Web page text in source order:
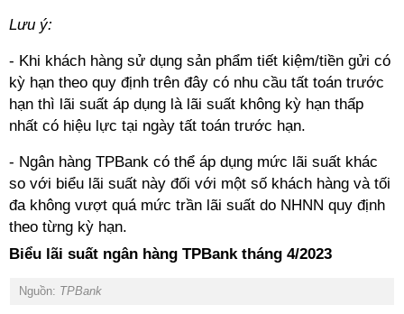
Lưu ý:
- Khi khách hàng sử dụng sản phẩm tiết kiệm/tiền gửi có
kỳ hạn theo quy định trên đây có nhu cầu tất toán trước
hạn thì lãi suất áp dụng là lãi suất không kỳ hạn thấp
nhất có hiệu lực tại ngày tất toán trước hạn.
- Ngân hàng TPBank có thể áp dụng mức lãi suất khác
so với biểu lãi suất này đối với một số khách hàng và tối
đa không vượt quá mức trần lãi suất do NHNN quy định
theo từng kỳ hạn.
Biểu lãi suất ngân hàng TPBank tháng 4/2023
Nguồn: TPBank